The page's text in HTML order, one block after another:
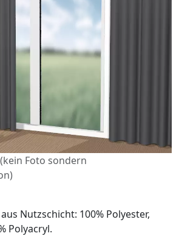
Foto sondern
Nutzschicht: 100% Polyester,
Polyacryl.